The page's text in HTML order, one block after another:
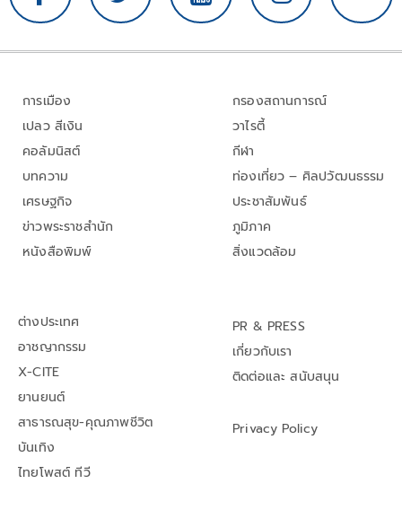
การเมือง
เปลว สีเงิน
คอลัมนิสต์
บทความ
เศรษฐกิจ
ข่าวพระราชสำนัก
หนังสือพิมพ์
กรองสถานการณ์
วาไรตี้
กีฬา
ท่องเที่ยว – ศิลปวัฒนธรรม
ประชาสัมพันธ์
ภูมิภาค
สิ่งแวดล้อม
ต่างประเทศ
อาชญากรรม
X-CITE
ยานยนต์
สาธารณสุข-คุณภาพชีวิต
บันเทิง
ไทยโพสต์ ทีวี
PR & PRESS
เกี่ยวกับเรา
ติดต่อและ สนับสนุน
Privacy Policy